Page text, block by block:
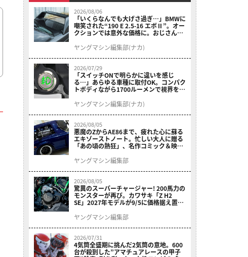
2026/08/06
「いくらなんでも大げさ過ぎ…」BMWに
嘲笑された“190 E 2.5-16 エボⅡ”。オー
クションでは意外な価格に。おじさん達
ヤングマシン編集部(ナカ)
2026/07/29
「スイッチONで明らかに違いを感じ
る…」あらゆる車種に取付OK。コンパク
トボディながら1700ルーメンで視界を確
ニット プレシャスレイ スモール］
ヤングマシン編集部(ナカ)
2026/08/05
悪魔のZからAE86まで、疲れた心に蘇る
エキゾーストノート。忙しい大人に贈る
「あの頃の熱狂」、名作コミック＆映画
結！
ヤングマシン編集部
2026/08/05
驚異のスーパーチャージャー! 200馬力の
モンスターが再び。カワサキ「Z H2
SE」2027年モデルが9/5に価格据え置き
ヤングマシン編集部
2026/07/31
4気筒全盛期に挑んだ2気筒の意地。600
台が殺到した”アマチュアレースの甲子